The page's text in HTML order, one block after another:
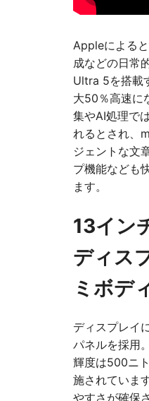
Appleによる
成などの日常
Ultra 5を搭載
大50％高速に
集やAI処理で
れるとされ、
ジェントな文
プ機能なども
ます。
13イン
ディス
ミボデ
ディスプレイ
パネルを採用
輝度は500ニ
施されていま
やすさが確保